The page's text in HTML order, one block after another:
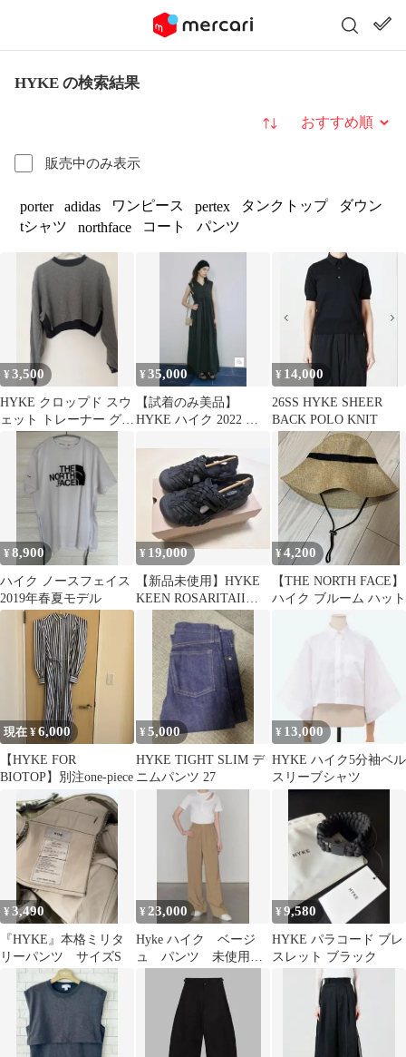
HYKE の検索結果
販売中のみ表示
並び替え
porter adidas ワンピース pertex タンクトップ
ダウン
tシャツ
northface コート パンツ
¥3,500
HYKE クロップド スウ
ェット トレーナー グレ
ー ネイビー
¥35,000
【試着のみ美品】
HYKE ハイク 2022 リ
¥ 14,000
26SS HYKE SHEER
BACK POLO KNIT
¥8,900
ハイク ノースフェイス
2019年春夏モデル
¥ 19,000
【新品未使用】HYKE
KEEN ROSARITAII
24cm サンダル
¥4,200
【THE NORTH FACE】
ハイク ブルーム ハット
現在 ¥6,000
【HYKE FOR
BIOTOP】別注one-piece
¥5,000
HYKE TIGHT SLIM デ
ニムパンツ 27
¥ 13,000
HYKE ハイク5分袖ベル
スリーブシャツ
¥3,490
『HYKE』本格ミリタ
リーパンツ サイズS
¥ 23,000
Hyke ハイク ベージ
ュ パンツ 未使用
¥9,580
HYKE パラコード ブレ
スレット ブラック